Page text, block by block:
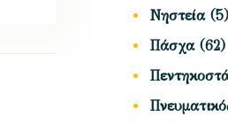
Νηστεία(5)
Πάσχα(62)